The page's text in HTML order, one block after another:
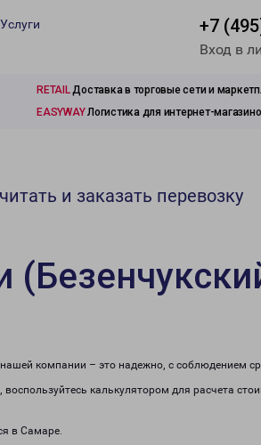
Услуги
+7
Вход в
RETAILДоставка в торговые сети и
EASYWAYЛогистика для интернет-
и заказать перевозку
нашей компании – это надежно, с соблюдением
калькулятором для расчета
в Самаре.